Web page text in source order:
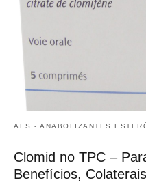
AES - ANABOLIZANTES
Clomid no TPC –
Benefícios,